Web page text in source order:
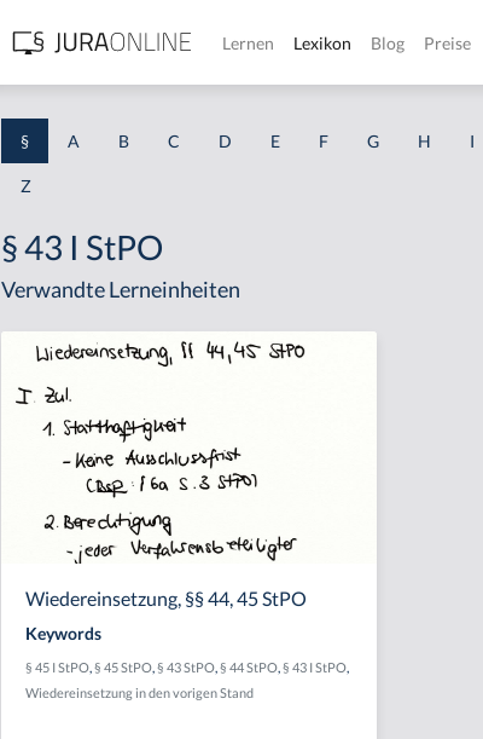
Lernen Lexikon Blog Preise
§ A B C D E F G H I
Z
§ 43 I StPO
Verwandte Lerneinheiten
Wiedereinsetzung, §§ 44, 45 StPO
Keywords
§ 45 I StPO,§ 45 StPO,§ 43 StPO,§ 44 StPO,§ 43 I StPO,
Wiedereinsetzung in den vorigen Stand